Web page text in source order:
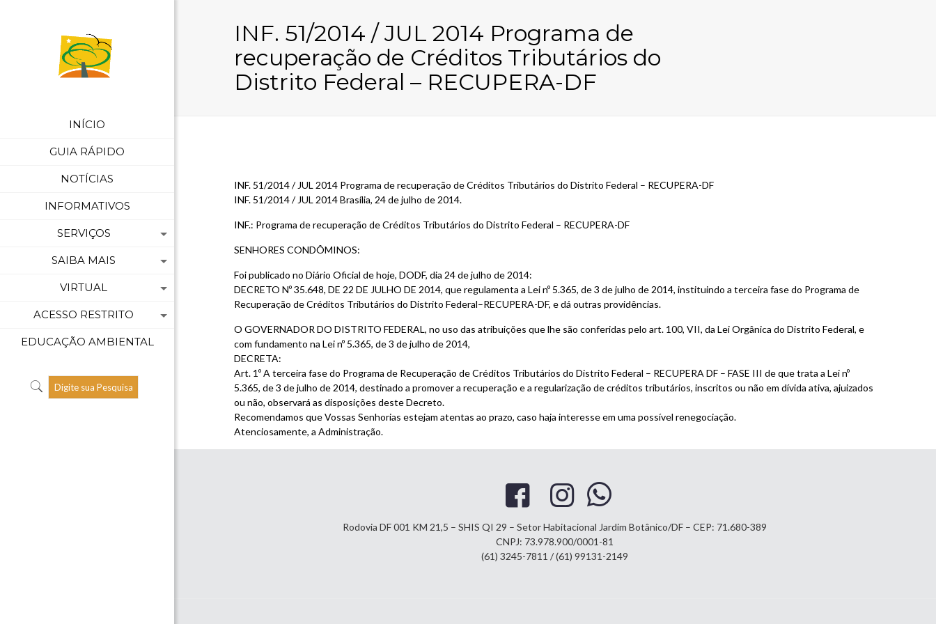
INÍCIO
GUIA RÁPIDO
NOTÍCIAS
INFORMATIVOS
SERVIÇOS
SAIBA MAIS
VIRTUAL
ACESSO RESTRITO
EDUCAÇÃO AMBIENTAL
INF. 51/2014 / JUL 2014 Programa de
recuperação de Créditos Tributários do
Distrito Federal – RECUPERA-DF
INF. 51/2014 / JUL 2014 Programa de recuperação de Créditos Tributários do Distrito Federal – RECUPERA-DF
INF. 51/2014 / JUL 2014 Brasília, 24 de julho de 2014.
INF.: Programa de recuperação de Créditos Tributários do Distrito Federal – RECUPERA-DF
SENHORES CONDÔMINOS:
Foi publicado no Diário Oficial de hoje, DODF, dia 24 de julho de 2014:
DECRETO Nº 35.648, DE 22 DE JULHO DE 2014, que regulamenta a Lei nº 5.365, de 3 de julho de 2014, instituindo a terceira fase do Programa de
Recuperação de Créditos Tributários do Distrito Federal–RECUPERA-DF, e dá outras providências.
O GOVERNADOR DO DISTRITO FEDERAL, no uso das atribuições que lhe são conferidas pelo art. 100, VII, da Lei Orgânica do Distrito Federal, e
com fundamento na Lei nº 5.365, de 3 de julho de 2014,
DECRETA:
Art. 1º A terceira fase do Programa de Recuperação de Créditos Tributários do Distrito Federal – RECUPERA DF – FASE III de que trata a Lei nº
5.365, de 3 de julho de 2014, destinado a promover a recuperação e a regularização de créditos tributários, inscritos ou não em dívida ativa, ajuizados
ou não, observará as disposições deste Decreto.
Recomendamos que Vossas Senhorias estejam atentas ao prazo, caso haja interesse em uma possível renegociação.
Atenciosamente, a Administração.
Rodovia DF 001 KM 21,5 – SHIS QI 29 – Setor Habitacional Jardim Botânico/DF – CEP: 71.680-389
CNPJ: 73.978.900/0001-81
(61) 3245-7811 / (61) 99131-2149